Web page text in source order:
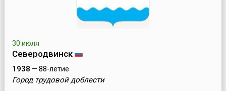
30 июля
Северодвинск
1938 — 88-летие
Город трудовой доблести